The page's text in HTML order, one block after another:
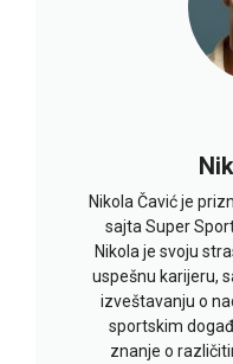
Nikola Čavić je
sajta Super
Nikola je svoju
uspešnu karijeru,
izveštavanju o
sportskim
znanje o